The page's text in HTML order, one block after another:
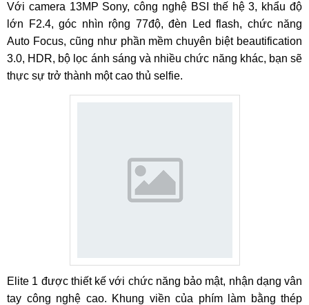
Với camera 13MP Sony, công nghệ BSI thế hệ 3, khẩu độ
lớn F2.4, góc nhìn rộng 77độ, đèn Led flash, chức năng
Auto Focus, cũng như phần mềm chuyên biệt beautification
3.0, HDR, bộ lọc ánh sáng và nhiều chức năng khác, bạn sẽ
thực sự trở thành một cao thủ selfie.
Elite 1 được thiết kế với chức năng bảo mật, nhận dạng vân
tay công nghệ cao. Khung viền của phím làm bằng thép